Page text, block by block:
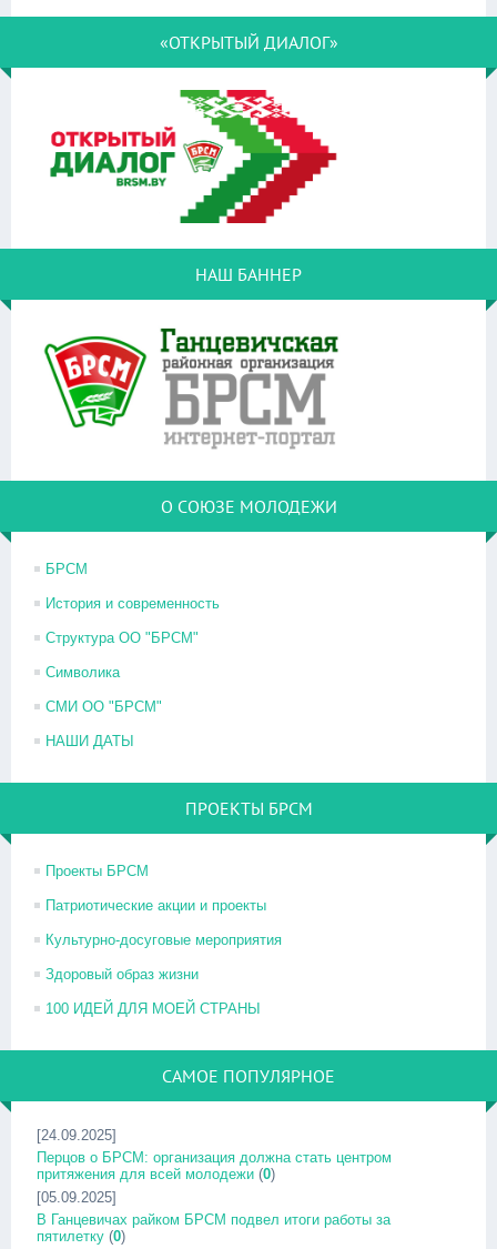
«ОТКРЫТЫЙ ДИАЛОГ»
НАШ БАННЕР
О СОЮЗЕ МОЛОДЕЖИ
БРСМ
История и современность
Структура ОО "БРСМ"
Символика
СМИ ОО "БРСМ"
НАШИ ДАТЫ
ПРОЕКТЫ БРСМ
Проекты БРСМ
Патриотические акции и проекты
Культурно-досуговые мероприятия
Здоровый образ жизни
100 ИДЕЙ ДЛЯ МОЕЙ СТРАНЫ
САМОЕ ПОПУЛЯРНОЕ
[24.09.2025]
Перцов о БРСМ: организация должна стать центром
притяжения для всей молодежи (0)
[05.09.2025]
В Ганцевичах райком БРСМ подвел итоги работы за
пятилетку (0)